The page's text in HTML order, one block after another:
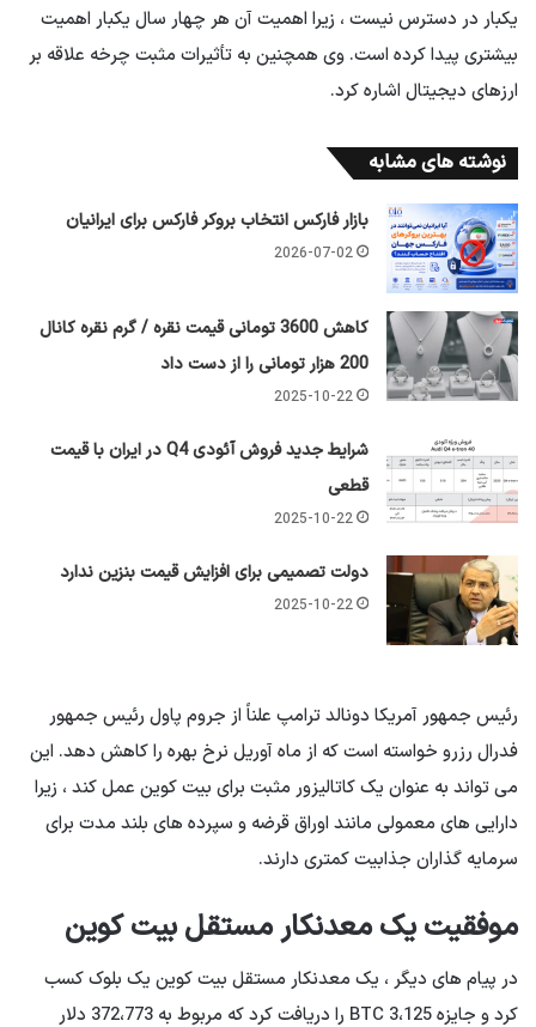
یکبار در دسترس نیست ، زیرا اهمیت آن هر چهار سال یکبار اهمیت
بیشتری پیدا کرده است. وی همچنین به تأثیرات مثبت چرخه علاقه بر
ارزهای دیجیتال اشاره کرد.
نوشته های مشابه
بازار فارکس انتخاب بروکر فارکس برای ایرانیان
2026-07-02
کاهش 3600 تومانی قیمت نقره / گرم نقره کانال
200 هزار تومانی را از دست داد
2025-10-22
شرایط جدید فروش آئودی Q4 در ایران با قیمت
قطعی
2025-10-22
دولت تصمیمی برای افزایش قیمت بنزین ندارد
2025-10-22
رئیس جمهور آمریكا دونالد ترامپ علناً از جروم پاول رئیس جمهور
فدرال رزرو خواسته است كه از ماه آوریل نرخ بهره را كاهش دهد. این
می تواند به عنوان یک کاتالیزور مثبت برای بیت کوین عمل کند ، زیرا
دارایی های معمولی مانند اوراق قرضه و سپرده های بلند مدت برای
سرمایه گذاران جذابیت کمتری دارند.
موفقیت یک معدنکار مستقل بیت کوین
در پیام های دیگر ، یک معدنکار مستقل بیت کوین یک بلوک کسب
کرد و جایزه BTC 3،125 را دریافت کرد که مربوط به 372،773 دلار